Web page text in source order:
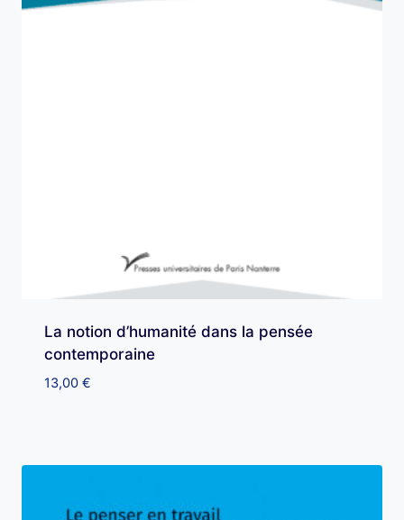
La notion d’humanité dans la pensée
contemporaine
13,00 €